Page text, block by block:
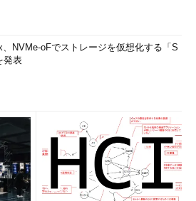
、NVMe-oFでストレージを仮想化する「S
発表